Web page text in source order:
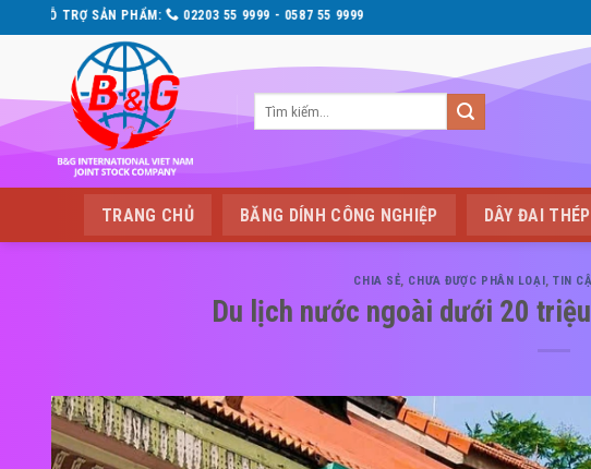
to
- 0587 55 9999
kiếm:
TRANG CHỦ BĂNG DÍNH CÔNG NGHIỆP DÂY ĐAI THÉP
CHIA SẺ, CHƯA ĐƯỢC PHÂN LOẠI,TIN
Du lịch nước ngoài dưới 20